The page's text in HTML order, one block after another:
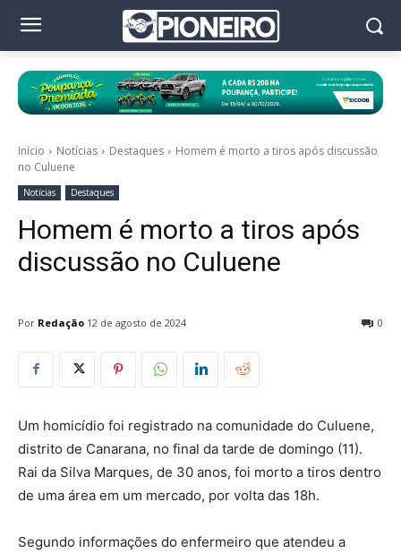
Início Notícias Destaques
Homem é morto a tiros após discussão
no Culuene
Notícias Destaques
Homem é morto a tiros após
discussão no Culuene
Por Redação 0
12 de agosto de 2024
Um homicídio foi registrado na comunidade do Culuene,
distrito de Canarana, no final da tarde de domingo (11).
Rai da Silva Marques, de 30 anos, foi morto a tiros dentro
de uma área em um mercado, por volta das 18h.
Segundo informações do enfermeiro que atendeu a